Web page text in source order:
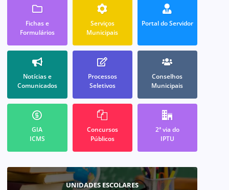
Fichas e
Formulários
Serviços
Municipais
Portal do Servidor
Notícias e
Comunicados
Processos
Seletivos
Conselhos
Municipais
GIA
ICMS
Concursos
Públicos
2ª via do
IPTU
UNIDADES ESCOLARES